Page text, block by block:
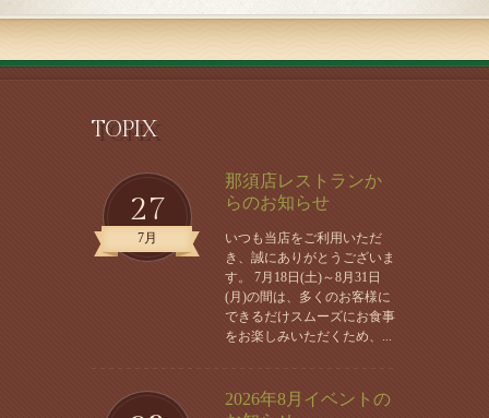
TOPIX
27
7月
那須店レストランか
らのお知らせ
いつも当店をご利用いただ
き、誠にありがとうございま
す。 7月18日(土)～8月31日
(月)の間は、多くのお客様に
できるだけスムーズにお食事
をお楽しみいただくため、...
2026年8月イベントの